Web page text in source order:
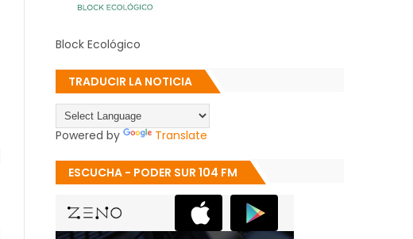
Block Ecológico
TRADUCIR LA NOTICIA
Powered by Translate
ESCUCHA - PODER SUR 104 FM